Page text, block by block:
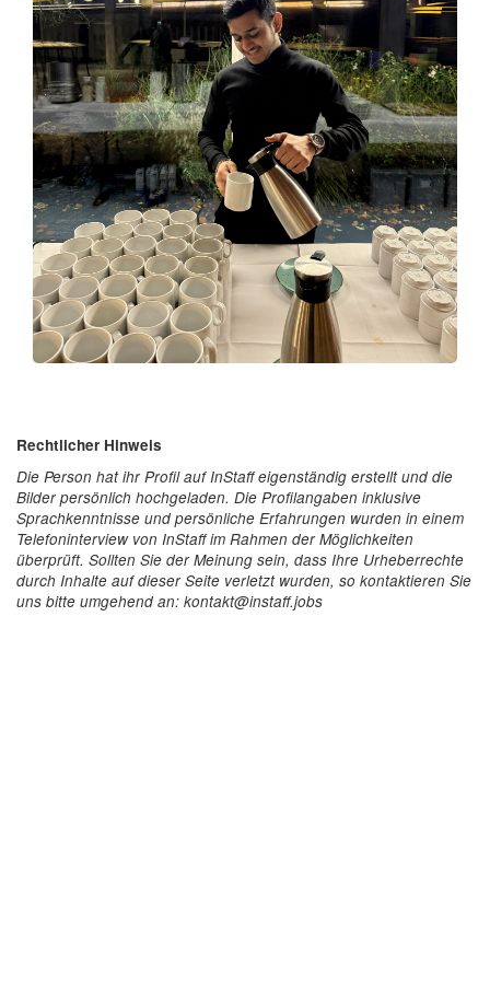
Rechtlicher Hinweis
Die Person hat ihr Profil auf InStaff eigenständig erstellt und die
Bilder persönlich hochgeladen. Die Profilangaben inklusive
Sprachkenntnisse und persönliche Erfahrungen wurden in einem
Telefoninterview von InStaff im Rahmen der Möglichkeiten
überprüft. Sollten Sie der Meinung sein, dass Ihre Urheberrechte
durch Inhalte auf dieser Seite verletzt wurden, so kontaktieren Sie
uns bitte umgehend an: kontakt@instaff.jobs